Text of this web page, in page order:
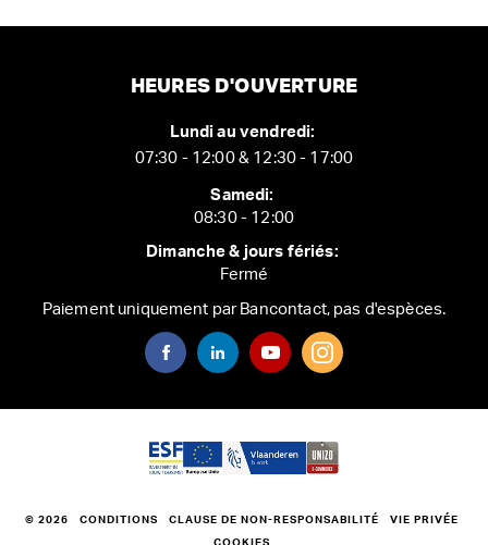
HEURES D'OUVERTURE
Lundi au vendredi:
07:30 - 12:00 & 12:30 - 17:00
Samedi:
08:30 - 12:00
Dimanche & jours fériés:
Fermé
Paiement uniquement par Bancontact, pas d'espèces.
© 2026 CONDITIONS CLAUSE DE NON-RESPONSABILITÉ VIE PRIVÉE